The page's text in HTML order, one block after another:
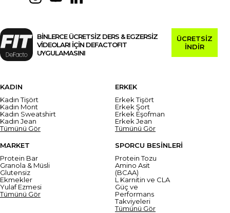
BİNLERCE ÜCRETSİZ DERS & EGZERSİZ
VİDEOLARI İÇİN DEFACTOFIT
UYGULAMASINI
ÜCRETSİZ
İNDİR
KADIN
Kadın Tişört
Kadın Mont
Kadın Sweatshirt
Kadın Jean
Tümünü Gör
ERKEK
Erkek Tişört
Erkek Şort
Erkek Eşofman
Erkek Jean
Tümünü Gör
MARKET
Protein Bar
Granola & Müsli
Glutensiz
Ekmekler
Yulaf Ezmesi
Tümünü Gör
SPORCU BESİNLERİ
Protein Tozu
Amino Asit
(BCAA)
L Karnitin ve CLA
Güç ve
Performans
Takviyeleri
Tümünü Gör